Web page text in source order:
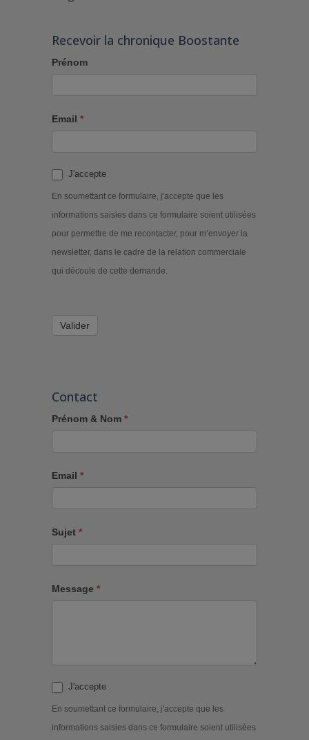
Recevoir la chronique Boostante
Prénom
Email *
J'accepte
En soumettant ce formulaire, j'accepte que les
informations saisies dans ce formulaire soient utilisées
pour permettre de me recontacter, pour m’envoyer la
newsletter, dans le cadre de la relation commerciale
qui découle de cette demande.
Valider
Contact
Prénom & Nom *
Email *
Sujet *
Message *
J'accepte
En soumettant ce formulaire, j'accepte que les
informations saisies dans ce formulaire soient utilisées